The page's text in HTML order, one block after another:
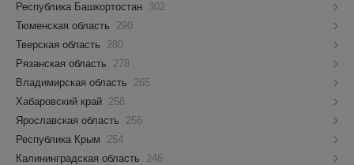
Республика Башкортостан 302
Тюменская область
290
Тверская область
280
Рязанская область
278
Владимирская область
265
Хабаровский край 258
Ярославская область
256
Республика Крым
254
Калининградская область
246